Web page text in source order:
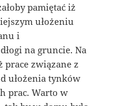
pamiętać iż
ułożeniu
i
na gruncie. Na
związane z
ułożenia tynków
prac. Warto w